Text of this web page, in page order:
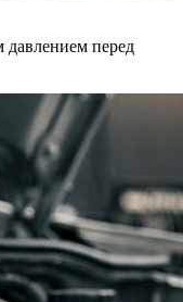
давлением перед